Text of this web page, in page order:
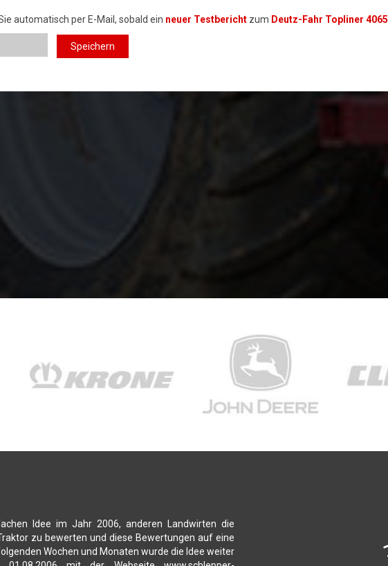
automatisch per E-Mail, sobald ein neuer Testbericht zum Deutz-Fahr Topliner 4065
Speichern
Idee im Jahr 2006, anderen Landwirten die
zu bewerten und diese Bewertungen auf eine
Wochen und Monaten wurde die Idee weiter